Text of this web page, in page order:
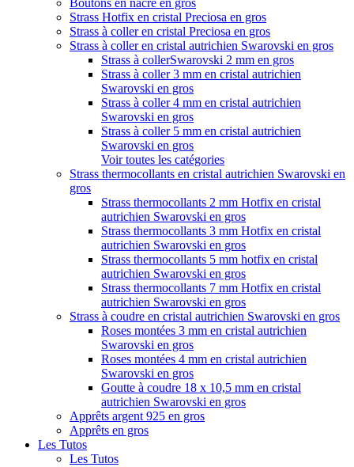
Boutons en nacre en gros
Strass Hotfix en cristal Preciosa en gros
Strass à coller en cristal Preciosa en gros
Strass à coller en cristal autrichien Swarovski en gros
Strass à collerSwarovski 2 mm en gros
Strass à coller 3 mm en cristal autrichien
Swarovski en gros
Strass à coller 4 mm en cristal autrichien
Swarovski en gros
Strass à coller 5 mm en cristal autrichien
Swarovski en gros
Voir toutes les catégories
Strass thermocollants en cristal autrichien Swarovski en
gros
Strass thermocollants 2 mm Hotfix en cristal
autrichien Swarovski en gros
Strass thermocollants 3 mm Hotfix en cristal
autrichien Swarovski en gros
Strass thermocollants 5 mm hotfix en cristal
autrichien Swarovski en gros
Strass thermocollants 7 mm Hotfix en cristal
autrichien Swarovski en gros
Strass à coudre en cristal autrichien Swarovski en gros
Roses montées 3 mm en cristal autrichien
Swarovski en gros
Roses montées 4 mm en cristal autrichien
Swarovski en gros
Goutte à coudre 18 x 10,5 mm en cristal
autrichien Swarovski en gros
Apprêts argent 925 en gros
Apprêts en gros
Les Tutos
Les Tutos